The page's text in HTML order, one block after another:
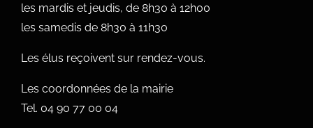
les mardis et jeudis, de 8h30 à 12h00
les samedis de 8h30 à 11h30
Les élus reçoivent sur rendez-vous.
Les coordonnées de la mairie
Tel. 04 90 77 00 04